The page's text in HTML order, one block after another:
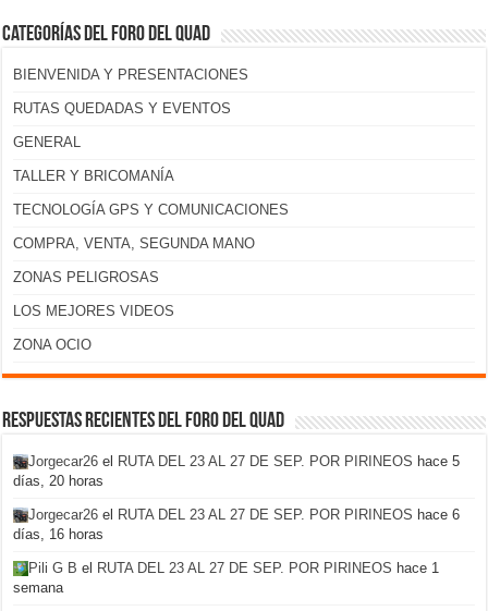
Categorías del foro del Quad
BIENVENIDA Y PRESENTACIONES
RUTAS QUEDADAS Y EVENTOS
GENERAL
TALLER Y BRICOMANÍA
TECNOLOGÍA GPS Y COMUNICACIONES
COMPRA, VENTA, SEGUNDA MANO
ZONAS PELIGROSAS
LOS MEJORES VIDEOS
ZONA OCIO
Respuestas recientes del foro del Quad
Jorgecar26 el RUTA DEL 23 AL 27 DE SEP. POR PIRINEOS hace 5
días, 20 horas
Jorgecar26 el RUTA DEL 23 AL 27 DE SEP. POR PIRINEOS hace 6
días, 16 horas
Pili G B el RUTA DEL 23 AL 27 DE SEP. POR PIRINEOS hace 1
semana